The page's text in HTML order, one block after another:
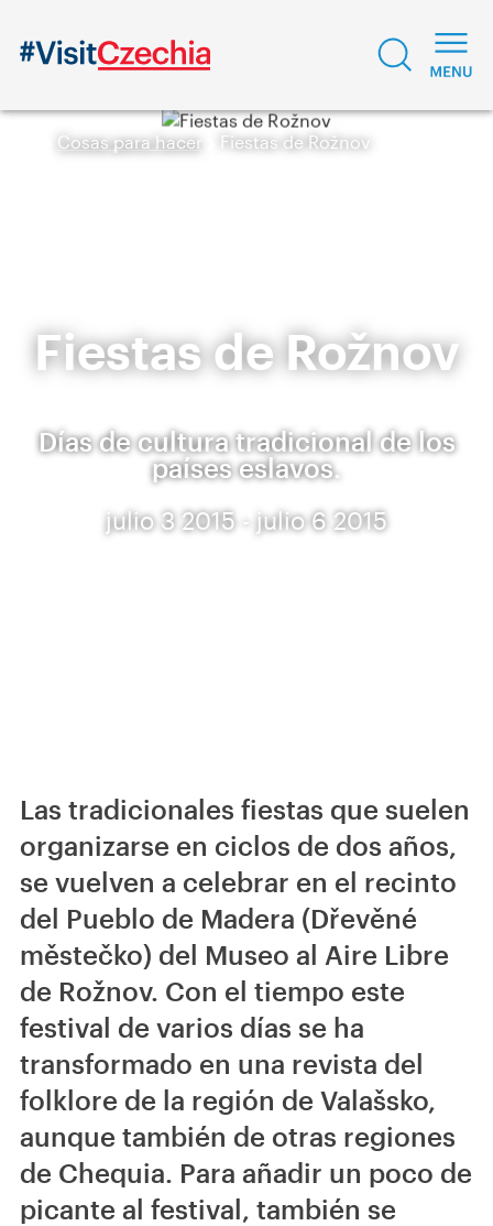
Cosas para hacer Fiestas de Rožnov
Fiestas de Rožnov
Días de cultura tradicional de los
países eslavos.
julio 3 2015 - julio 6 2015
Las tradicionales fiestas que suelen
organizarse en ciclos de dos años,
se vuelven a celebrar en el recinto
del Pueblo de Madera (Dřevěné
městečko) del Museo al Aire Libre
de Rožnov. Con el tiempo este
festival de varios días se ha
transformado en una revista del
folklore de la región de Valašsko,
aunque también de otras regiones
de Chequia. Para añadir un poco de
picante al festival, también se